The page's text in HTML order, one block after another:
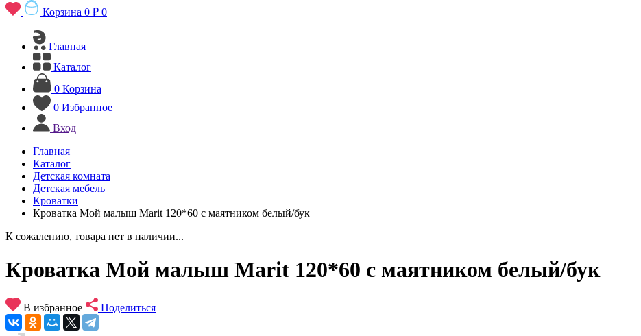
Корзина 0 ₽ 0
Главная
Каталог
0 Корзина
0 Избранное
Вход
Главная
Каталог
Детская комната
Детская мебель
Кроватки
Кроватка Мой малыш Marit 120*60 с маятником белый/бук
К сожалению, товара нет в наличии...
Кроватка Мой малыш Marit 120*60 с маятником белый/бук
В избранное Поделиться